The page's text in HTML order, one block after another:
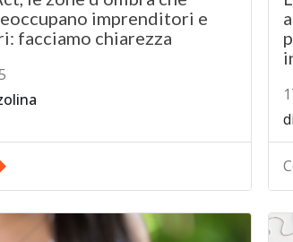
imprenditori e
facciamo chiarezza
di